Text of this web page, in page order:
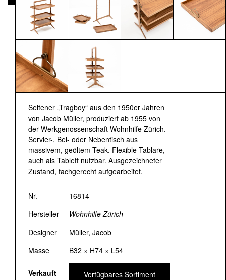
Seltener „Tragboy“ aus den 1950er Jahren
von Jacob Müller, produziert ab 1955 von
der Werkgenossenschaft Wohnhilfe Zürich.
Servier-, Bei- oder Nebentisch aus
massivem, geöltem Teak. Flexible Tablare,
auch als Tablett nutzbar. Ausgezeichneter
Zustand, fachgerecht aufgearbeitet.
Nr.
16814
Hersteller
Wohnhilfe Zürich
Designer
Müller, Jacob
Masse
B32 × H74 × L54
Verkauft Verfügbares Sortiment